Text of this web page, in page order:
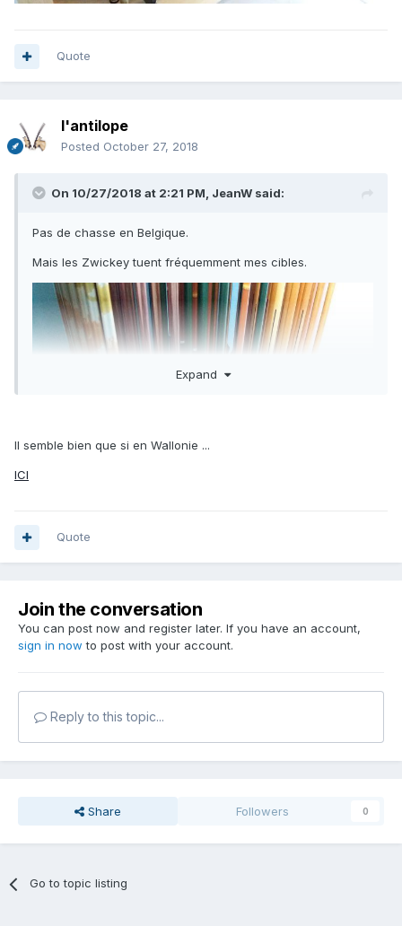
Quote
l'antilope
Posted October 27, 2018
On 10/27/2018 at 2:21 PM, JeanW said:
Pas de chasse en Belgique.
Mais les Zwickey tuent fréquemment mes cibles.
Expand
Il semble bien que si en Wallonie ...
ICI
Quote
Join the conversation
You can post now and register later. If you have an account,
sign in now to post with your account.
Reply to this topic...
Share Followers 0
Go to topic listing